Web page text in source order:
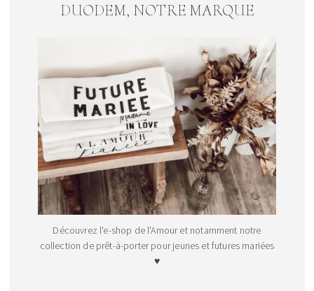
DUODEM, NOTRE MARQUE
Découvrez l'e-shop de l'Amour et notamment notre
collection de prêt-à-porter pour jeunes et futures mariées
♥